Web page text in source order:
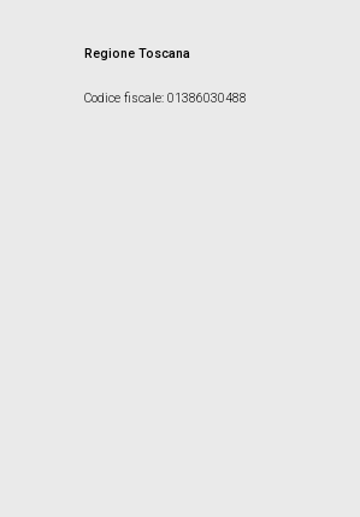
Regione Toscana
Codice fiscale: 01386030488